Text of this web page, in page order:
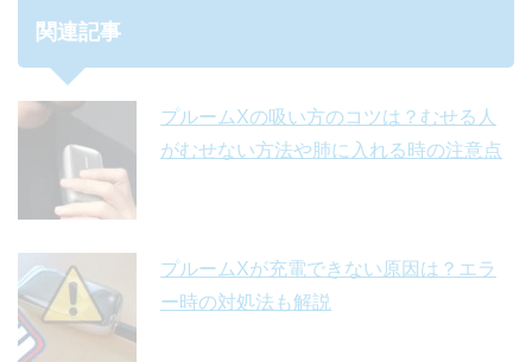
関連記事
プルームXの吸い方のコツは？むせる人
がむせない方法や肺に入れる時の注意点
プルームXが充電できない原因は？エラ
ー時の対処法も解説